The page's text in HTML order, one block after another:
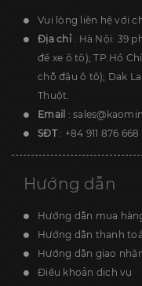
Vui lòng liên hệ với
Địa chỉ: Hà Nội: 39
để xe ô tô); TP.Hồ
chỗ đậu ô tô); Dak
Thuột.
Email :
SĐT : +84 911 876 668
Hướng dẫn
Hướng dẫn mua
Hướng dẫn thanh
Hướng dẫn giao
Điều khoản dịch vụ